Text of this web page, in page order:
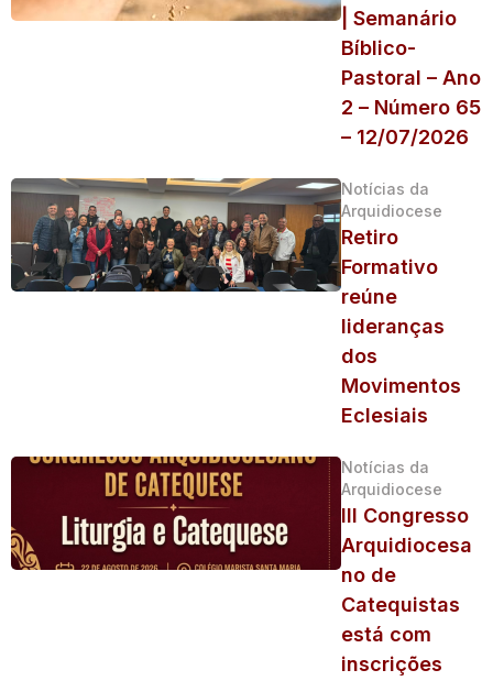
| Semanário
Bíblico-
Pastoral – Ano
2 – Número 65
– 12/07/2026
Notícias da
Arquidiocese
Retiro
Formativo
reúne
lideranças
dos
Movimentos
Eclesiais
Notícias da
Arquidiocese
III Congresso
Arquidiocesa
no de
Catequistas
está com
inscrições